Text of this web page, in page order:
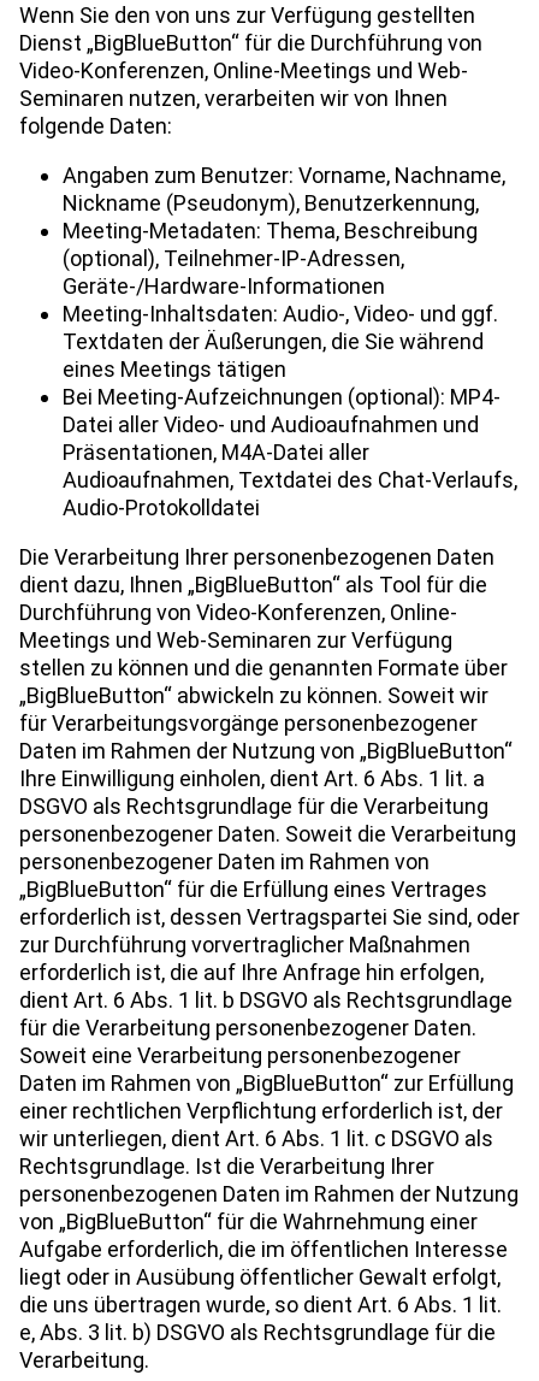
Wenn Sie den von uns zur Verfügung gestellten
Dienst „BigBlueButton“ für die Durchführung von
Video-Konferenzen, Online-Meetings und Web-
Seminaren nutzen, verarbeiten wir von Ihnen
folgende Daten:
Angaben zum Benutzer: Vorname, Nachname,
Nickname (Pseudonym), Benutzerkennung,
Meeting-Metadaten: Thema, Beschreibung
(optional), Teilnehmer-IP-Adressen,
Geräte-/Hardware-Informationen
Meeting-Inhaltsdaten: Audio-, Video- und ggf.
Textdaten der Äußerungen, die Sie während
eines Meetings tätigen
Bei Meeting-Aufzeichnungen (optional): MP4-
Datei aller Video- und Audioaufnahmen und
Präsentationen, M4A-Datei aller
Audioaufnahmen, Textdatei des Chat-Verlaufs,
Audio-Protokolldatei
Die Verarbeitung Ihrer personenbezogenen Daten
dient dazu, Ihnen „BigBlueButton“ als Tool für die
Durchführung von Video-Konferenzen, Online-
Meetings und Web-Seminaren zur Verfügung
stellen zu können und die genannten Formate über
„BigBlueButton“ abwickeln zu können. Soweit wir
für Verarbeitungsvorgänge personenbezogener
Daten im Rahmen der Nutzung von „BigBlueButton“
Ihre Einwilligung einholen, dient Art. 6 Abs. 1 lit. a
DSGVO als Rechtsgrundlage für die Verarbeitung
personenbezogener Daten. Soweit die Verarbeitung
personenbezogener Daten im Rahmen von
„BigBlueButton“ für die Erfüllung eines Vertrages
erforderlich ist, dessen Vertragspartei Sie sind, oder
zur Durchführung vorvertraglicher Maßnahmen
erforderlich ist, die auf Ihre Anfrage hin erfolgen,
dient Art. 6 Abs. 1 lit. b DSGVO als Rechtsgrundlage
für die Verarbeitung personenbezogener Daten.
Soweit eine Verarbeitung personenbezogener
Daten im Rahmen von „BigBlueButton“ zur Erfüllung
einer rechtlichen Verpflichtung erforderlich ist, der
wir unterliegen, dient Art. 6 Abs. 1 lit. c DSGVO als
Rechtsgrundlage. Ist die Verarbeitung Ihrer
personenbezogenen Daten im Rahmen der Nutzung
von „BigBlueButton“ für die Wahrnehmung einer
Aufgabe erforderlich, die im öffentlichen Interesse
liegt oder in Ausübung öffentlicher Gewalt erfolgt,
die uns übertragen wurde, so dient Art. 6 Abs. 1 lit.
e, Abs. 3 lit. b) DSGVO als Rechtsgrundlage für die
Verarbeitung.